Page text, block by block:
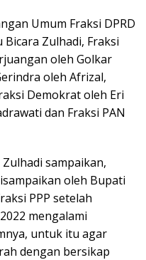
Umum Fraksi DPRD
Bicara Zulhadi, Fraksi
oleh Golkar
oleh Afrizal,
Demokrat oleh Eri
dan Fraksi PAN
Zulhadi sampaikan,
oleh Bupati
PPP setelah
mengalami
untuk itu agar
dengan bersikap